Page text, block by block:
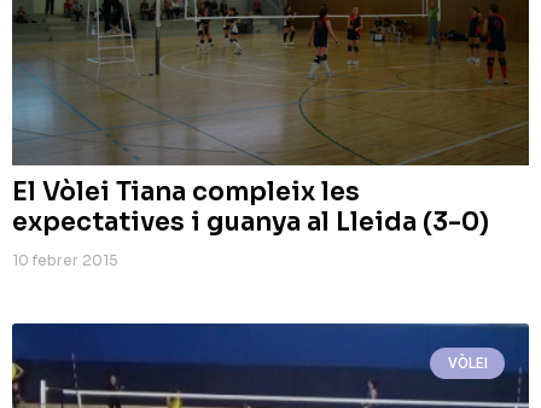
El Vòlei Tiana compleix les
expectatives i guanya al Lleida (3-0)
10 febrer 2015
VÒLEI